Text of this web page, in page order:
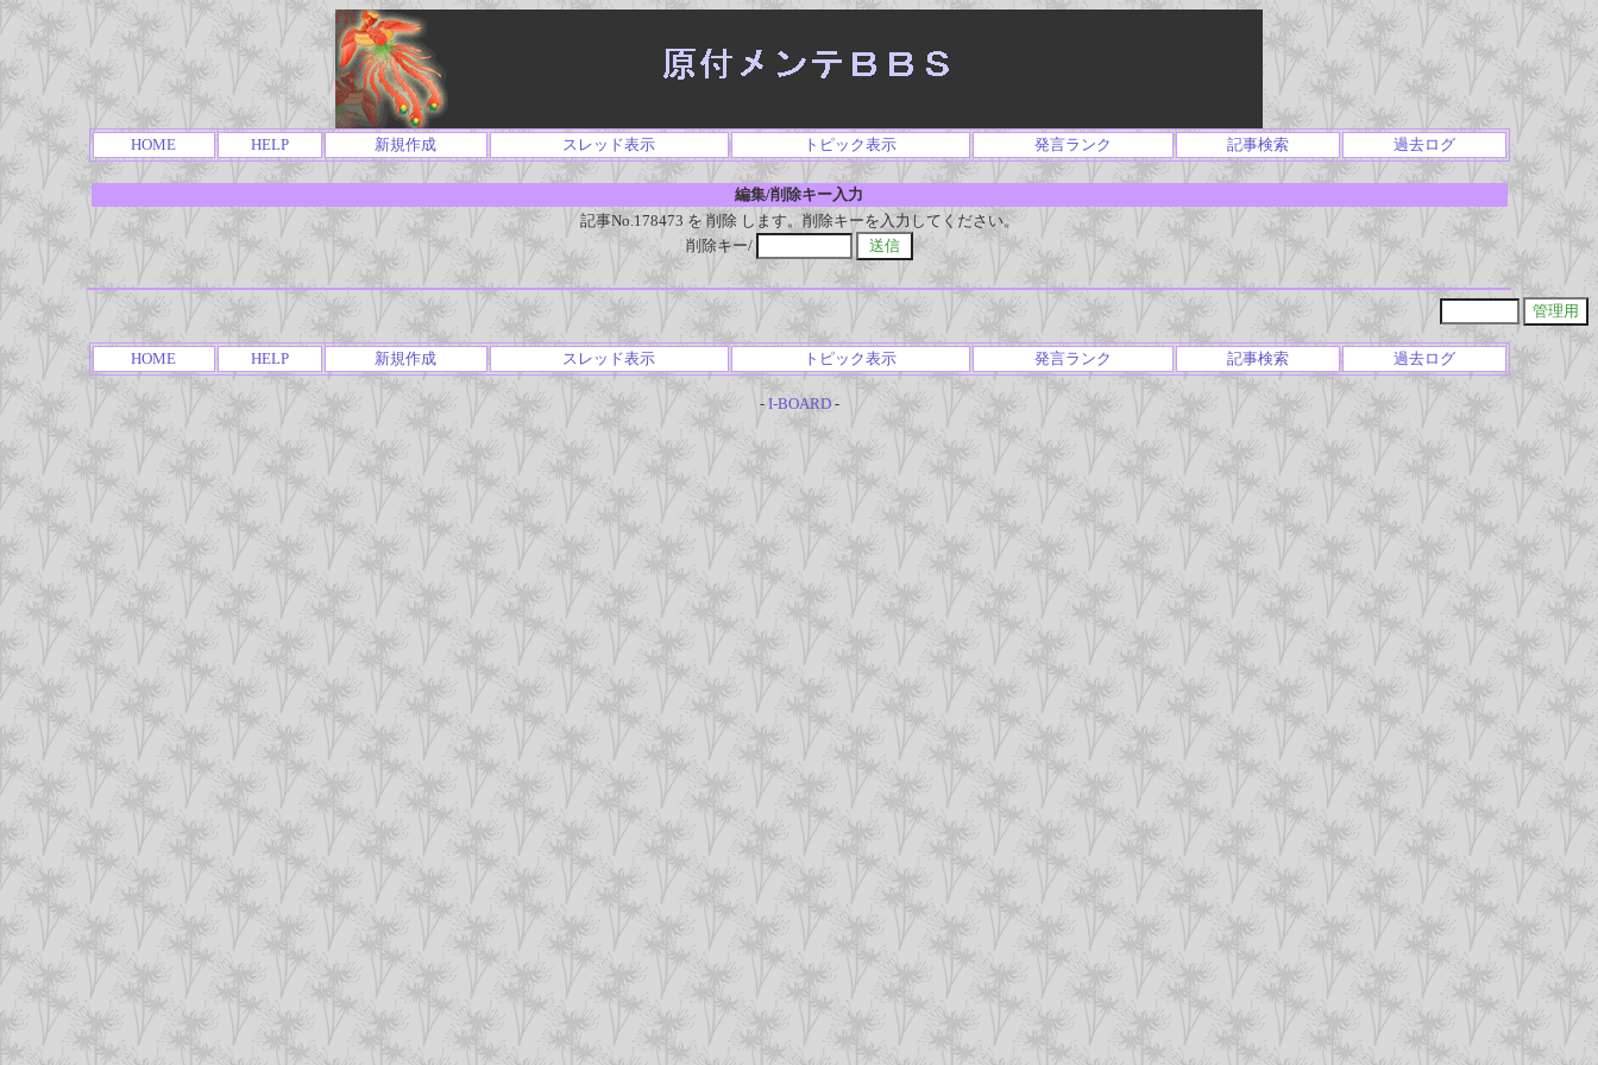
HOME HELP 新規作成 スレッド表示 トピック表示 発言ランク 記事検索 過去ログ
編集/削除キー入力
記事No.178473 を 削除 します。削除キーを入力してください。
削除キー/
HOME HELP 新規作成 スレッド表示 トピック表示 発言ランク 記事検索 過去ログ
- I-BOARD-